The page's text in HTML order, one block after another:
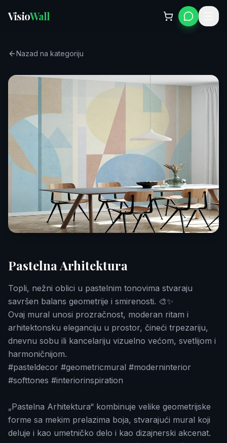
VisioWall
Nazad na kategoriju
Pastelna Arhitektura
Topli, nežni oblici u pastelnim tonovima stvaraju
savršen balans geometrije i smirenosti. 🎨✨
Ovaj mural unosi prozračnost, moderan ritam i
arhitektonsku eleganciju u prostor, čineći trpezariju,
dnevnu sobu ili kancelariju vizuelno većom, svetlijom i
harmoničnijom.
#pasteldecor #geometricmural #moderninterior
#softtones #interiorinspiration
„Pastelna Arhitektura“ kombinuje velike geometrijske
forme sa mekim prelazima boja, stvarajući mural koji
deluje i kao umetničko delo i kao dizajnerski akcenat.